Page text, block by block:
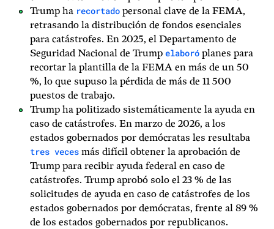
Trump ha recortado personal clave de la FEMA,
retrasando la distribución de fondos esenciales
para catástrofes. En 2025, el Departamento de
Seguridad Nacional de Trump elaboró planes para
recortar la plantilla de la FEMA en más de un 50
%, lo que supuso la pérdida de más de 11 500
puestos de trabajo.
Trump ha politizado sistemáticamente la ayuda en
caso de catástrofes. En marzo de 2026, a los
estados gobernados por demócratas les resultaba
tres veces más difícil obtener la aprobación de
Trump para recibir ayuda federal en caso de
catástrofes. Trump aprobó solo el 23 % de las
solicitudes de ayuda en caso de catástrofes de los
estados gobernados por demócratas, frente al 89 %
de los estados gobernados por republicanos.